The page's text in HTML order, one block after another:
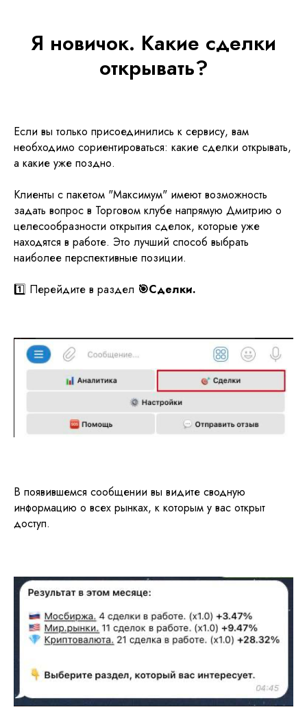
Я новичок. Какие сделки
открывать?
Если вы только присоединились к сервису, вам
необходимо сориентироваться: какие сделки открывать,
а какие уже поздно.
Клиенты с пакетом "Максимум" имеют возможность
задать вопрос в Торговом клубе напрямую Дмитрию о
целесообразности открытия сделок, которые уже
находятся в работе. Это лучший способ выбрать
наиболее перспективные позиции.
1️⃣ Перейдите в раздел 🎯Сделки.
В появившемся сообщении вы видите сводную
информацию о всех рынках, к которым у вас открыт
доступ.